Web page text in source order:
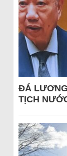
ĐÁ
TỊCH